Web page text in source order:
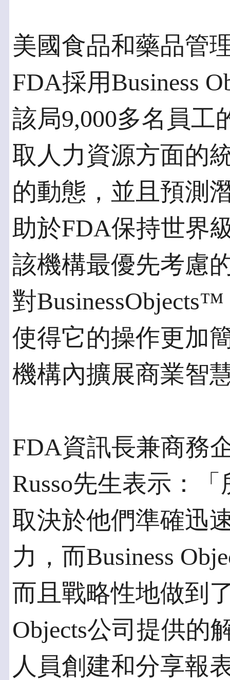
美國食品和藥品管
FDA採用Business
該局9,000多名員工
取人力資源方面的
的動態，並且預測
助於FDA保持世界
該機構最優先考慮
對
使得它的操作更加
機構內擴展商業智
FDA資訊長兼商務
Russo先生表示：
取決於他們準確迅
力，而Business
而且戰略性地做到
Objects公司提供的
人員創建和分享報